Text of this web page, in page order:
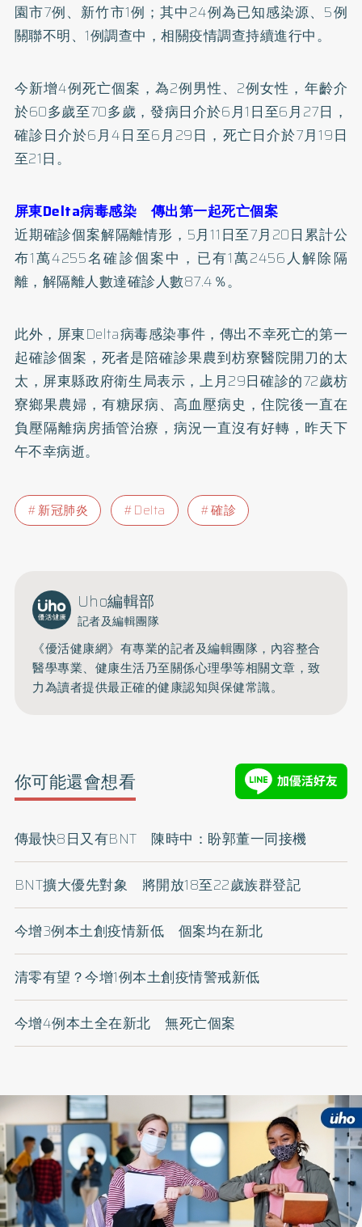
園市7例、新竹市1例；其中24例為已知感染源、5例
關聯不明、1例調查中，相關疫情調查持續進行中。
今新增4例死亡個案，為2例男性、2例女性，年齡介
於60多歲至70多歲，發病日介於6月1日至6月27日，
確診日介於6月4日至6月29日，死亡日介於7月19日
至21日。
屏東Delta病毒感染 傳出第一起死亡個案
近期確診個案解隔離情形，5月11日至7月20日累計公
布1萬4255名確診個案中，已有1萬2456人解除隔
離，解隔離人數達確診人數87.4％。
此外，屏東Delta病毒感染事件，傳出不幸死亡的第一
起確診個案，死者是陪確診果農到枋寮醫院開刀的太
太，屏東縣政府衛生局表示，上月29日確診的72歲枋
寮鄉果農婦，有糖尿病、高血壓病史，住院後一直在
負壓隔離病房插管治療，病況一直沒有好轉，昨天下
午不幸病逝。
新冠肺炎 Delta 確診
Uho編輯部
記者及編輯團隊
《優活健康網》有專業的記者及編輯團隊，內容整合
醫學專業、健康生活乃至關係心理學等相關文章，致
力為讀者提供最正確的健康認知與保健常識。
你可能還會想看
傳最快8日又有BNT 陳時中：盼郭董一同接機
BNT擴大優先對象 將開放18至22歲族群登記
今增3例本土創疫情新低 個案均在新北
清零有望？今增1例本土創疫情警戒新低
今增4例本土全在新北 無死亡個案